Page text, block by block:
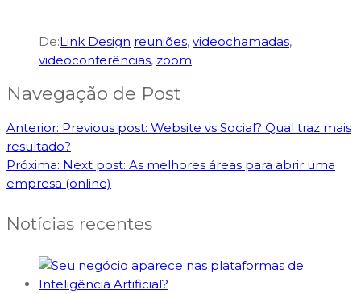
De:Link Design reuniões, videochamadas,
videoconferências, zoom
Navegação de Post
Anterior: Previous post: Website vs Social? Qual traz mais
resultado?
Próxima: Next post: As melhores áreas para abrir uma
empresa (online)
Notícias recentes